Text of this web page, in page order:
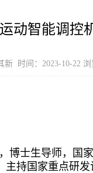
动智能调控
新 时间：2023-10-22 浏
博士生导师，国
持国家重点研